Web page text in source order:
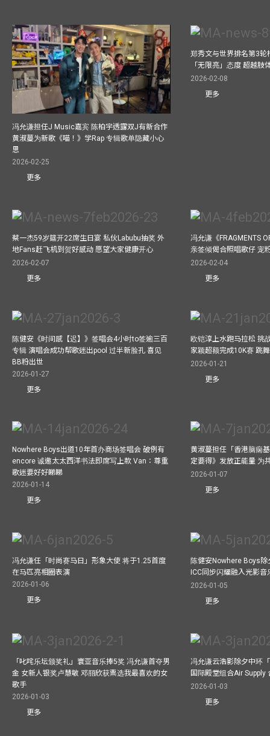
冯允谦担任J Music嘉宾 陈柏宇透露双J有新合作
黄淑蔓为新歌《喵！》学Rap 专辑歌单隐藏小心
思
2026-02-25
更多
郑秀文与世界排名第3轮
「无限亮」态度 超越肢
2026-02-08
更多
蔡一杰59岁筵开22席生日宴 私伙Labubu抽奖 外
地Fans赶飞机到贺好感动 愿望大家健康开心
2026-02-07
更多
冯允谦《FRAGMENTS
亲签倾偈合照唱歌仔 宠
2026-02-04
更多
陈健安《时间感【迟】》签唱会4小时to签逾三百
专辑 演唱会成功帮歌迷出pool 过半新脸孔 喜见
BB粉出世
2026-01-27
更多
欧铠淳上水跑马拉松 挑
家颖超额完成10K赛 跳
2026-01-21
更多
Nowhere Boys出道10年首办商场签唱会 破例有
encore 诚邀太太西洋书法即席写上款 Van：尊重
歌迷要好好睇睇
2026-01-14
更多
黄淑蔓担任「香港脑痫
定要得》发放正能量 为
2026-01-07
更多
冯允谦任「时尚赛马日」形象大使 将于1.25首度
在马匹亮相圈表演
2026-01-06
更多
陈健安Nowhere Boys
ICC同步闪耀融入光影音
2026-01-05
更多
「叱咤乐坛颁奖礼」寰亚音乐捧5奖 冯允谦首夺男
金 女新人银奖卢慧敏 邓丽欣获票选我最喜欢的女
歌手
2026-01-03
更多
冯允谦云浩影除夕中环
国际殿堂组合Air Supply
2026-01-03
更多